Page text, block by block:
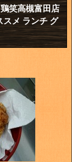
笑高槻富田店
スメ ランチ グ